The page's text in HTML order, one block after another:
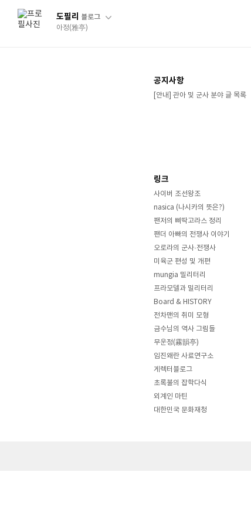
도필리 블로그
아정(雅亭)
공지사항
[안내] 관아 및 군사 분야 글 목록
링크
사이버 조선왕조
nasica (나시카의 뜻은?)
팬저의 삐딱고라스 정리
팬더 아빠의 전쟁사 이야기
오로라의 군사·전쟁사
미육군 편성 및 개편
mungia 밀리터리
프라모델과 밀리터리
Board & HISTORY
전차맨의 취미 모형
금수님의 역사 그림들
무운정(霧韻亭)
임진왜란 사료연구소
게렉터블로그
초록불의 잡학다식
외계인 마틴
대한민국 문화재청